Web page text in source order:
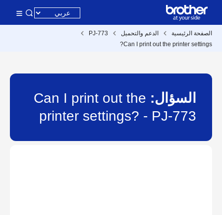
الصفحة الرئيسية الدعم والتحميل
PJ-773
Can I print out the printer settings?
السؤال:
Can I print out the
printer settings? - PJ-773